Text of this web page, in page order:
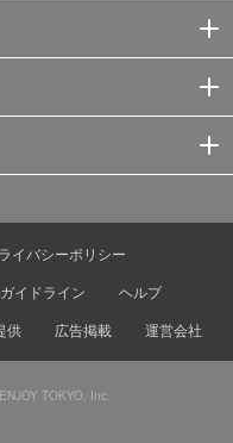
イバシーポリシー
イドライン
ヘルプ
供 広告掲載 運営会社
TOKYO, Inc.